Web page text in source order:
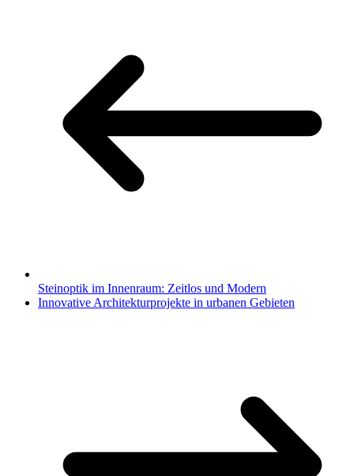
Steinoptik im Innenraum: Zeitlos und Modern
Innovative Architekturprojekte in urbanen Gebieten